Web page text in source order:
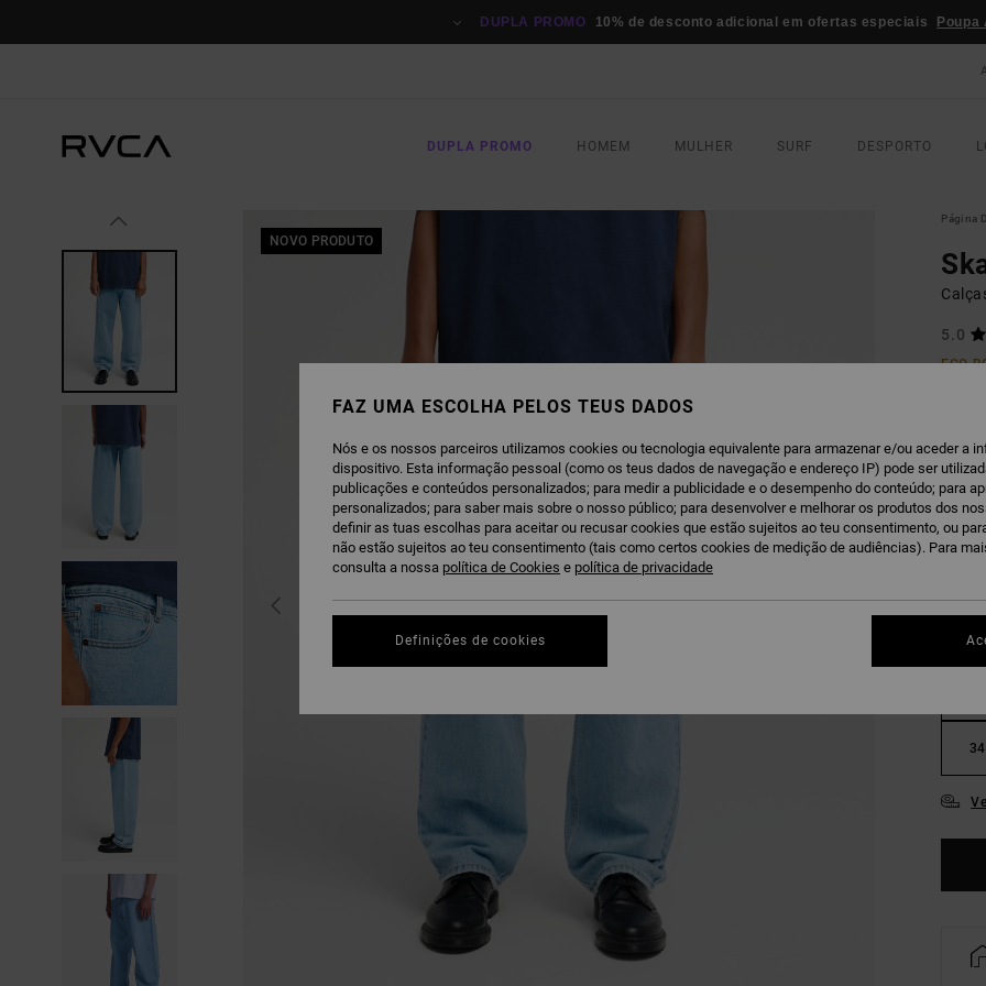
DUPLA PROMO 10% de desconto adicional em ofertas especiais Poupa
DUPLA PROMO HOMEM MULHER SURF DESPORTO
NOVO PRODUTO
Página
5.0
ECO-
€
Paga
COR
34
FAZ UMA ESCOLHA PELOS TEUS DADOS
Nós e os nossos parceiros utilizamos cookies ou tecnologia equivalente para armazenar e/ou aceder a
dispositivo. Esta informação pessoal (como os teus dados de navegação e endereço IP) pode ser
publicações e conteúdos personalizados; para medir a publicidade e o desempenho do conteúdo; para
personalizados; para saber mais sobre o nosso público; para desenvolver e melhorar os produtos dos
definir as tuas escolhas para aceitar ou recusar cookies que estão sujeitos ao teu consentimento, ou
não estão sujeitos ao teu consentimento (tais como certos cookies de medição de audiências). Para
consulta a nossa política de Cookies e política de privacidade
Definições de cookies